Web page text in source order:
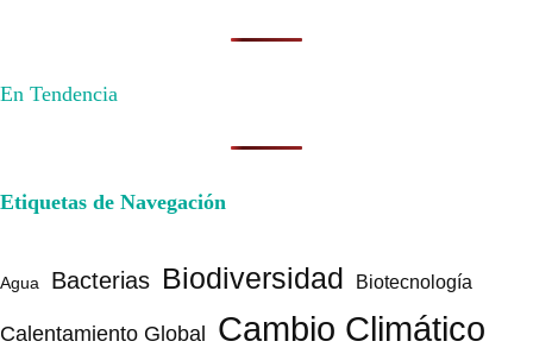
En Tendencia
Etiquetas de Navegación
Agua Bacterias Biodiversidad Biotecnología
Calentamiento Global Cambio Climático